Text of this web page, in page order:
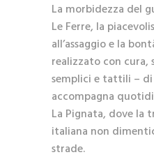
La morbidezza del
Le Ferre, la
all’assaggio e la
realizzato con cura,
semplici e tattili –
accompagna
La Pignata, dove la
italiana non
strade.